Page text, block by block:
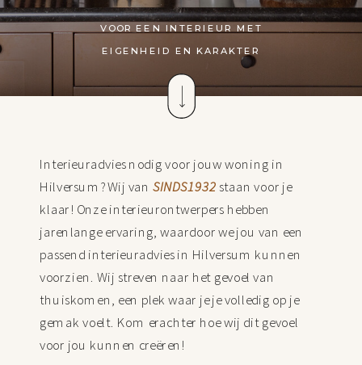
VOOR EEN INTERIEUR MET
EIGENHEID EN KARAKTER
Interieuradvies nodig voor jouw woning in
Hilversum? Wij van SINDS1932 staan voor je
klaar! Onze interieurontwerpers hebben
jarenlange ervaring, waardoor we jou van een
passend interieuradvies in Hilversum kunnen
voorzien. Wij streven naar het gevoel van
thuiskomen, een plek waar je je volledig op je
gemak voelt. Kom erachter hoe wij dit gevoel
voor jou kunnen creëren!